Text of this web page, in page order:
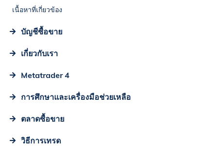
เนื้อหาที่เกี่ยวข้อง
บัญชีซื้อขาย
เกี่ยวกับเรา
Metatrader 4
การศึกษาและเครื่องมือช่วยเหลือ
ตลาดซื้อขาย
วิธีการเทรด